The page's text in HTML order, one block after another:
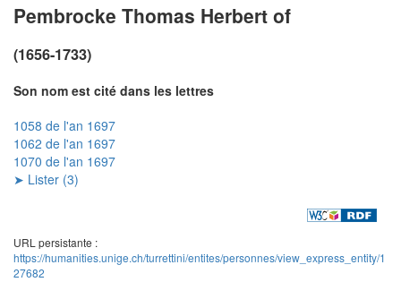
Pembrocke Thomas Herbert of
(1656-1733)
Son nom est cité dans les lettres
1058 de l'an 1697
1062 de l'an 1697
1070 de l'an 1697
➤ Lister (3)
URL persistante :
https://humanities.unige.ch/turrettini/entites/personnes/view_express_entity/1
27682